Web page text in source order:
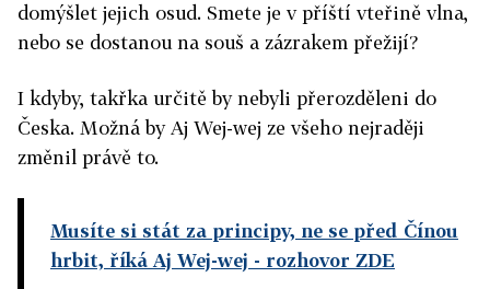
domýšlet jejich osud. Smete je v příští vteřině vlna,
nebo se dostanou na souš a zázrakem přežijí?
I kdyby, takřka určitě by nebyli přerozděleni do
Česka. Možná by Aj Wej-wej ze všeho nejraději
změnil právě to.
Musíte si stát za principy, ne se před Čínou
hrbit, říká Aj Wej-wej - rozhovor ZDE